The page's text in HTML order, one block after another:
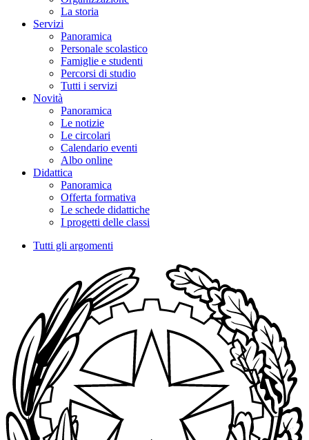
La storia
Servizi
Panoramica
Personale scolastico
Famiglie e studenti
Percorsi di studio
Tutti i servizi
Novità
Panoramica
Le notizie
Le circolari
Calendario eventi
Albo online
Didattica
Panoramica
Offerta formativa
Le schede didattiche
I progetti delle classi
Tutti gli argomenti